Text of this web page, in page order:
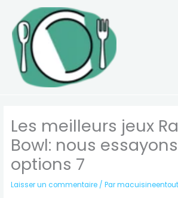
contenu
Les meilleurs jeux
Bowl: nous
options 7
Laisser un commentaire / Par